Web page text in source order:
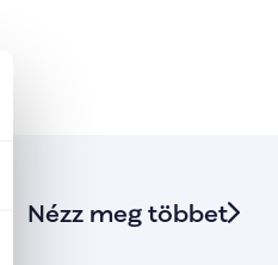
Nézz meg többet